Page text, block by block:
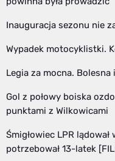
Inauguracja sezonu nie
Wypadek motocyklistki.
Legia za mocna.
Gol z połowy boiska
punktami z Wilkowicami
Śmigłowiec LPR
potrzebował 13-latek